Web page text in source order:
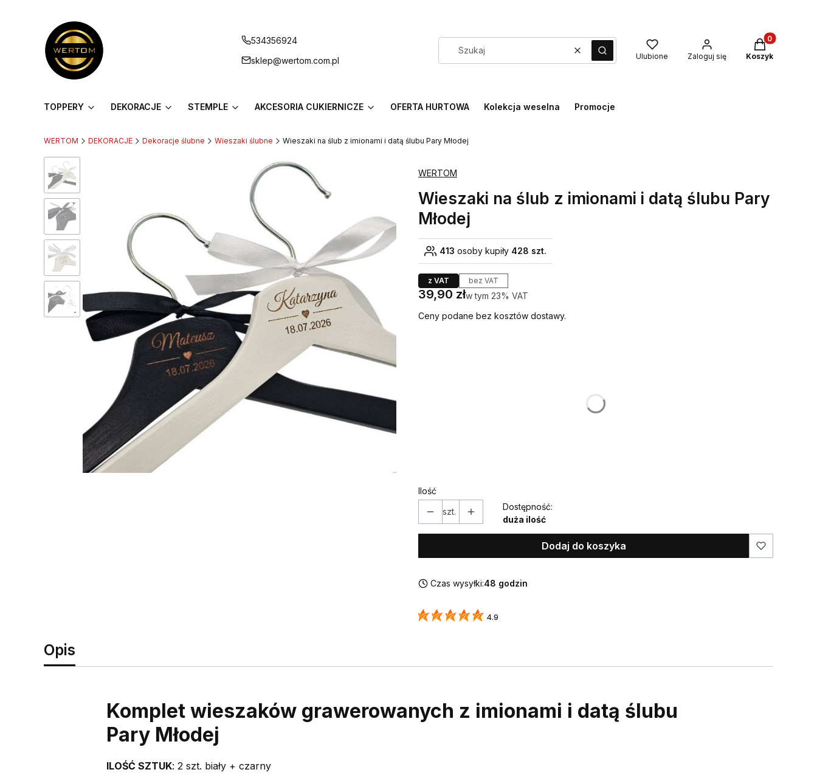
534356924
sklep@wertom.com.pl
WyczyśćSzukaj Ulubione Zaloguj się
Produkty w
Koszyk
TOPPERY DEKORACJE STEMPLE AKCESORIA CUKIERNICZE OFERTA HURTOWA Kolekcja weselna Promocje
WERTOM DEKORACJE Dekoracje ślubne Wieszaki ślubne Wieszaki na ślub z imionami i datą ślubu Pary Młodej
WERTOM
Wieszaki na ślub z imionami i datą ślubu Pary
Młodej
413 osoby kupiły 428 szt.
z VAT bez VAT
Cena
39,90 złw tym 23% VAT
w tym 23% VAT
Ceny podane bez kosztów dostawy.
Ilość
szt.
Dostępność:
duża ilość
Dodaj do koszyka
Czas wysyłki:48 godzin
4.9
Opis
Komplet wieszaków grawerowanych z imionami i datą ślubu
Pary Młodej
ILOŚĆ SZTUK: 2 szt. biały + czarny